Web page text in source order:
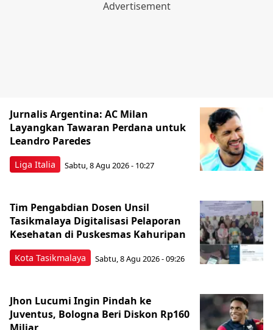
Liga Italia
Jurnalis Argentina: AC Milan
Layangkan Tawaran Perdana untuk
Leandro Paredes
Sabtu, 8 Agu 2026 - 10:27
Kota Tasikmalaya
Tim Pengabdian Dosen Unsil
Tasikmalaya Digitalisasi Pelaporan
Kesehatan di Puskesmas Kahuripan
Sabtu, 8 Agu 2026 - 09:26
Jhon Lucumi Ingin Pindah ke
Juventus, Bologna Beri Diskon Rp160